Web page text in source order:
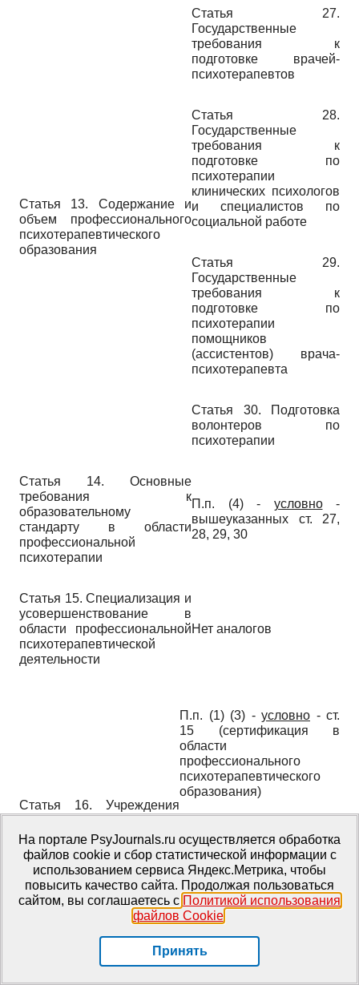
Статья 13. Содержание и
объем профессионального
психотерапевтического
образования
Статья 27.
Государственные
требования к
подготовке врачей-
психотерапевтов
Статья 28.
Государственные
требования к
подготовке по
психотерапии
клинических психологов
и специалистов по
социальной работе
Статья 29.
Государственные
требования к
подготовке по
психотерапии
помощников
(ассистентов) врача-
психотерапевта
Статья 30. Подготовка
волонтеров по
психотерапии
Статья 14. Основные
требования к
образовательному
стандарту в области
профессиональной
психотерапии
П.п. (4) - условно-
вышеуказанных ст. 27,
28, 29, 30
Статья 15. Специализация и
усовершенствование в
области профессиональной
психотерапевтической
деятельности
Нет аналогов
Статья 16. Учреждения
(организации)
профессионального
психотерапевтического
образования
П.п. (1) (3) - условно - ст.
15 (сертификация в
области
профессионального
психотерапевтического
образования)
П. (3) -условно- ст. 44
(общероссийские
профессиональные
психотерапевтические
медицинские ассоциации
и их деятельность по
контролю над качеством
оказания
психотерапевтической
помощи)
На портале PsyJournals.ru осуществляется обработка
файлов cookie и сбор статистической информации с
использованием сервиса Яндекс.Метрика, чтобы
повысить качество сайта. Продолжая пользоваться
сайтом, вы соглашаетесь с Политикой использования
файлов Cookie.
Принять